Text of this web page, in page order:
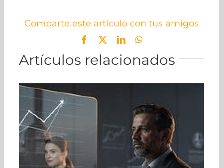
Comparte este artículo con tus amigos
Facebook LinkedInWhatsApp
Artículos relacionados